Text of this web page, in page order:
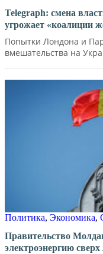
Telegraph: смена
угрожает «коалиции
Попытки Лондона и
вмешательства на
Политика, Экономика,
Правительство
электроэнергию